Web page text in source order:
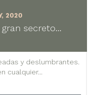
2020
secreto...
y deslumbrantes.
cualquier...